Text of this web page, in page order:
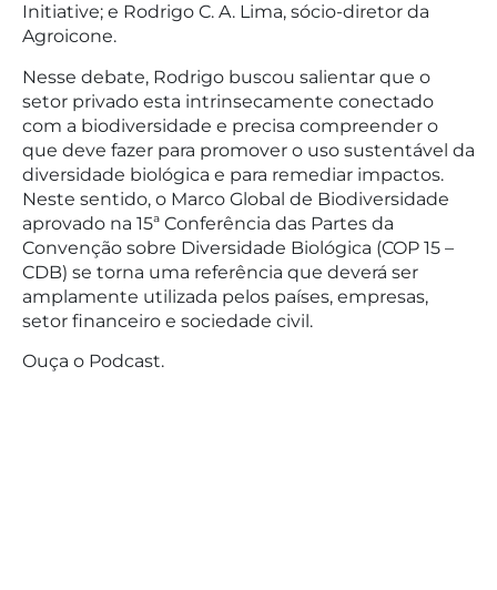
Initiative; e Rodrigo C. A. Lima, sócio-diretor da
Agroicone.
Nesse debate, Rodrigo buscou salientar que o
setor privado esta intrinsecamente conectado
com a biodiversidade e precisa compreender o
que deve fazer para promover o uso sustentável da
diversidade biológica e para remediar impactos.
Neste sentido, o Marco Global de Biodiversidade
aprovado na 15ª Conferência das Partes da
Convenção sobre Diversidade Biológica (COP 15 –
CDB) se torna uma referência que deverá ser
amplamente utilizada pelos países, empresas,
setor financeiro e sociedade civil.
Ouça o Podcast.